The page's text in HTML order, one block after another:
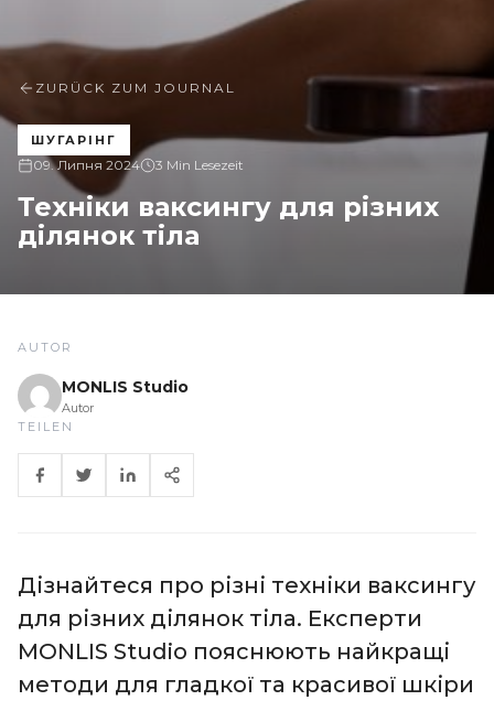
ZURÜCK ZUM JOURNAL
ШУГАРІНГ
09. Липня 2024 3 Min Lesezeit
Техніки ваксингу для різних
ділянок тіла
AUTOR
MONLIS Studio
Autor
TEILEN
Дізнайтеся про різні техніки ваксингу
для різних ділянок тіла. Експерти
MONLIS Studio пояснюють найкращі
методи для гладкої та красивої шкіри